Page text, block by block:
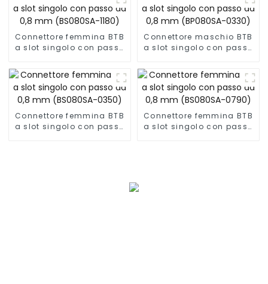
Connettore femmina BTB
a slot singolo con passo
1180)
Connettore maschio BTB
a slot singolo con passo
0330)
Connettore femmina BTB
a slot singolo con passo
Connettore femmina BTB
a slot singolo con passo